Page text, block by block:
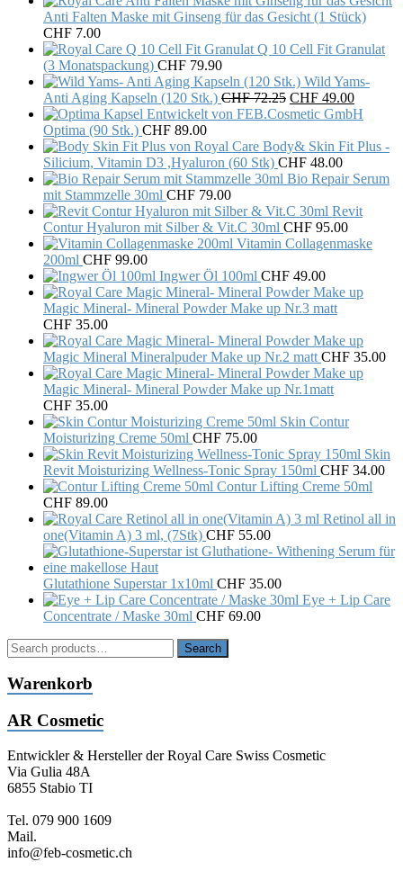
Anti Falten Maske mit Ginseng für das Gesicht (1 Stück)
CHF 7.00
Q 10 Cell Fit Granulat
(3 Monatspackung) CHF 79.90
Wild Yams-
Anti Aging Kapseln (120 Stk.) CHF72.25 Original
price
CHF 72.25.
CHF 49.00Current
price
CHF
Optima (90 Stk.) CHF 89.00
Body& Skin Fit Plus -
Silicium, Vitamin D3 ,Hyaluron (60 Stk) CHF 48.00
Bio Repair Serum
mit Stammzelle 30ml CHF 79.00
Revit
Contur Hyaluron mit Silber & Vit.C 30ml CHF 95.00
Vitamin Collagenmaske
200ml CHF 99.00
Ingwer Öl 100ml CHF 49.00
Magic Mineral- Mineral Powder Make up Nr.3 matt
CHF 35.00
Magic Mineral Mineralpuder Make up Nr.2 matt CHF 35.00
Magic Mineral- Mineral Powder Make up Nr.1matt
CHF 35.00
Skin Contur
Moisturizing Creme 50ml CHF 75.00
Skin
Revit Moisturizing Wellness-Tonic Spray 150ml CHF 34.00
Contur Lifting Creme 50ml
CHF 89.00
Retinol all in
one(Vitamin A) 3 ml, (7Stk) CHF 55.00
Glutathione Superstar 1x10ml CHF 35.00
Eye + Lip Care
Concentrate / Maske 30ml CHF 69.00
Search
for:
Search
Warenkorb
AR Cosmetic
Entwickler & Hersteller der Royal Care Swiss Cosmetic
Via Gulia 48A
6855 Stabio TI
Tel. 079 900 1609
Mail.
info@feb-cosmetic.ch